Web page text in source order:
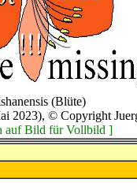
(Blüte)
2023), © Copyright
auf Bild für Vollbild ]